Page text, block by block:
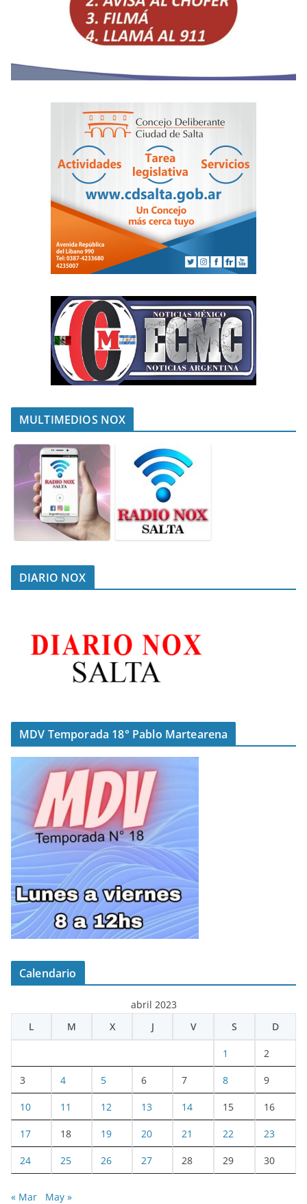
MULTIMEDIOS NOX
DIARIO NOX
MDV Temporada 18° Pablo Martearena
Calendario
abril 2023
L
M X J V S D
1 2
3 4 5 6 7 8 9
10 11 12 13 14 15 16
17 18 19 20 21 22 23
24 25 26 27 28 29 30
« Mar May »